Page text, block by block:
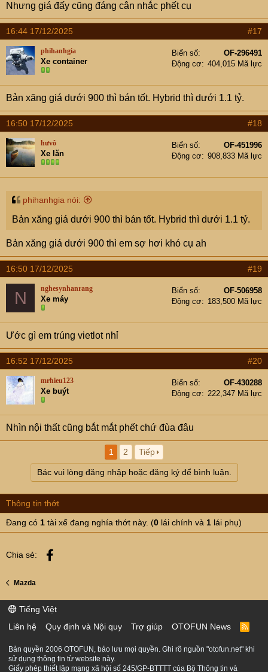
Nhưng giá đấy cũng đáng cân nhắc phết cụ
16:44 17/12/2025 #17
phihanhgia
Xe container
Biển số
OF-296491
Động cơ
404,015 Mã lực
Bản xăng giá dưới 900 thì bán tốt. Hybrid thì dưới 1.1 tỷ.
16:50 17/12/2025 #18
hưvô
Xe lăn
Biển số
OF-451996
Động cơ
908,833 Mã lực
phihanhgia nói:
Bản xăng giá dưới 900 thì bán tốt. Hybrid thì dưới 1.1 tỷ.
Bản xăng giá dưới 900 thì em sợ hơi khó cụ ah
16:50 17/12/2025 #19
N nghesynhanrang
Xe máy
Biển số
OF-506958
Động cơ
183,500 Mã lực
Ước gì em trúng vietlot nhỉ
16:52 17/12/2025 #20
mrhieu123
Xe buýt
Biển số
OF-430288
Động cơ
222,347 Mã lực
Nhìn nội thất cũng bắt mắt phết chứ đùa đâu
1 2 Tiếp
Bác vui lòng đăng nhập hoặc đăng ký để bình luận.
Thông tin thớt
Đang có 1 tài xế đang nghía thớt này. (0 lái chính và 1 lái phụ)
Chia sẻ:
Mazda
Tiếng Việt
Liên hệ
Quy định và Nội quy Trợ giúp OTOFUN News
R
S
Bản quyền 2006 OTOFUN, bảo lưu mọi quyền. Ghi rõ nguồn "otofun.net" khi
sử dụng thông tin từ website này.
Giấy phép thiết lập mạng xã hội số 245/GP-BTTTT của Bộ Thông tin và